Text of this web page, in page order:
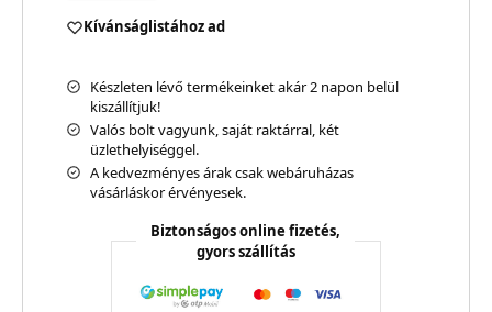
Kívánságlistához ad
Készleten lévő termékeinket akár 2 napon belül
kiszállítjuk!
Valós bolt vagyunk, saját raktárral, két
üzlethelyiséggel.
A kedvezményes árak csak webáruházas
vásárláskor érvényesek.
Biztonságos online fizetés,
gyors szállítás